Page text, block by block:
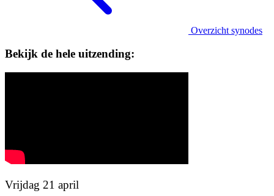
Overzicht synodes
Bekijk de hele uitzending:
Vrijdag 21 april